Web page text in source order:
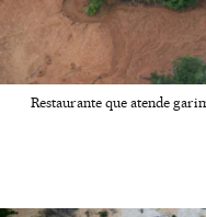
Restaurante que atende